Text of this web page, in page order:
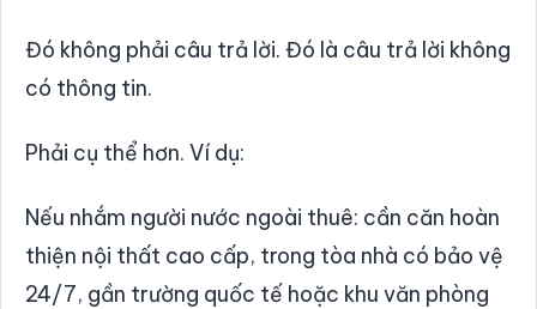
Đó không phải câu trả lời. Đó là câu trả lời không
có thông tin.
Phải cụ thể hơn. Ví dụ:
Nếu nhắm người nước ngoài thuê: cần căn hoàn
thiện nội thất cao cấp, trong tòa nhà có bảo vệ
24/7, gần trường quốc tế hoặc khu văn phòng